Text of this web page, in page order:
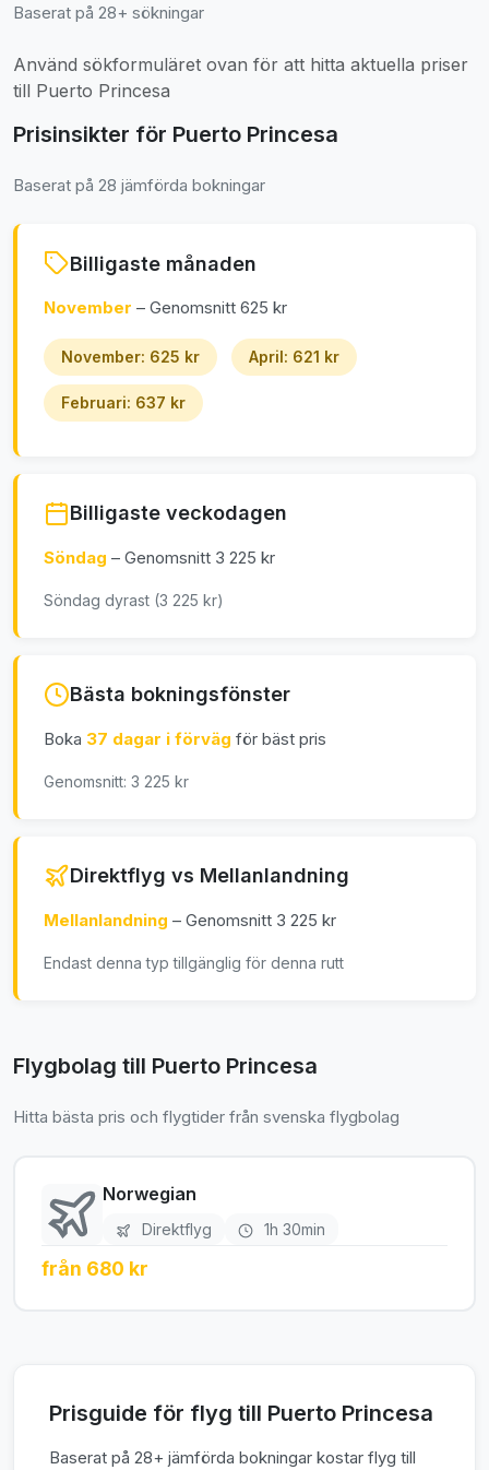
Baserat på 28+ sökningar
Använd sökformuläret ovan för att hitta aktuella priser
till Puerto Princesa
Prisinsikter för Puerto Princesa
Baserat på 28 jämförda bokningar
Billigaste månaden
November – Genomsnitt 625 kr
November: 625 kr April: 621 kr
Februari: 637 kr
Billigaste veckodagen
Söndag – Genomsnitt 3 225 kr
Söndag dyrast (3 225 kr)
Bästa bokningsfönster
Boka 37 dagar i förväg för bäst pris
Genomsnitt: 3 225 kr
Direktflyg vs Mellanlandning
Mellanlandning – Genomsnitt 3 225 kr
Endast denna typ tillgänglig för denna rutt
Flygbolag till Puerto Princesa
Hitta bästa pris och flygtider från svenska flygbolag
Norwegian
Direktflyg 1h 30min
från 680 kr
Prisguide för flyg till Puerto Princesa
Baserat på 28+ jämförda bokningar kostar flyg till